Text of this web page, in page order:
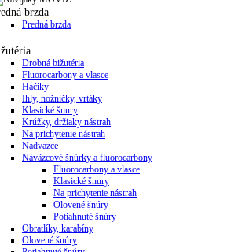
brzda
Predná brzda
Drobná bižutéria
Fluorocarbony a vlasce
Háčiky
Ihly, nožničky, vrtáky
Klasické šnury
Krúžky, držiaky nástrah
Na prichytenie nástrah
Nadväzce
Náväzcové šnúrky a fluorocarbony
Fluorocarbony a vlasce
Klasické šnury
Na prichytenie nástrah
Olovené šnúry
Potiahnuté šnúry
Obratlíky, karabíny
Olovené šnúry